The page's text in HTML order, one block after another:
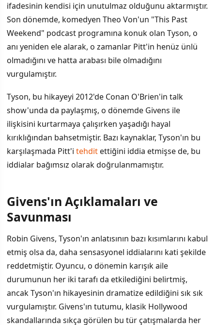
ifadesinin kendisi için unutulmaz olduğunu aktarmıştır.
Son dönemde, komedyen Theo Von'un "This Past
Weekend" podcast programına konuk olan Tyson, o
anı yeniden ele alarak, o zamanlar Pitt'in henüz ünlü
olmadığını ve hatta arabası bile olmadığını
vurgulamıştır.
Tyson, bu hikayeyi 2012'de Conan O'Brien'in talk
show'unda da paylaşmış, o dönemde Givens ile
ilişkisini kurtarmaya çalışırken yaşadığı hayal
kırıklığından bahsetmiştir. Bazı kaynaklar, Tyson'ın bu
karşılaşmada Pitt'i tehditettiğini iddia etmişse de, bu
iddialar bağımsız olarak doğrulanmamıştır.
Givens'ın Açıklamaları ve
Savunması
Robin Givens, Tyson'ın anlatısının bazı kısımlarını kabul
etmiş olsa da, daha sensasyonel iddialarını kati şekilde
reddetmiştir. Oyuncu, o dönemin karışık aile
durumunun her iki tarafı da etkilediğini belirtmiş,
ancak Tyson'ın hikayesinin dramatize edildiğini sık sık
vurgulamıştır. Givens'ın tutumu, klasik Hollywood
skandallarında sıkça görülen bu tür çatışmalarda her